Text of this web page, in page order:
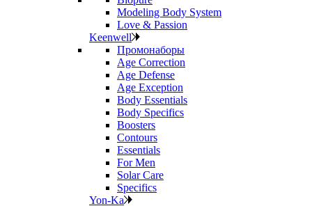
Modeling Body System
Love & Passion
Keenwell
Промонаборы
Age Correction
Age Defense
Age Exception
Body Essentials
Body Specifics
Boosters
Contours
Essentials
For Men
Solar Care
Specifics
Yon-Ka